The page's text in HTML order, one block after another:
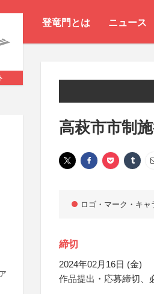
登竜門とは ニュース
高萩市市制
ロゴ・マーク・キャ
締切
2024年02月16日 (金)
作品提出・応募締切、